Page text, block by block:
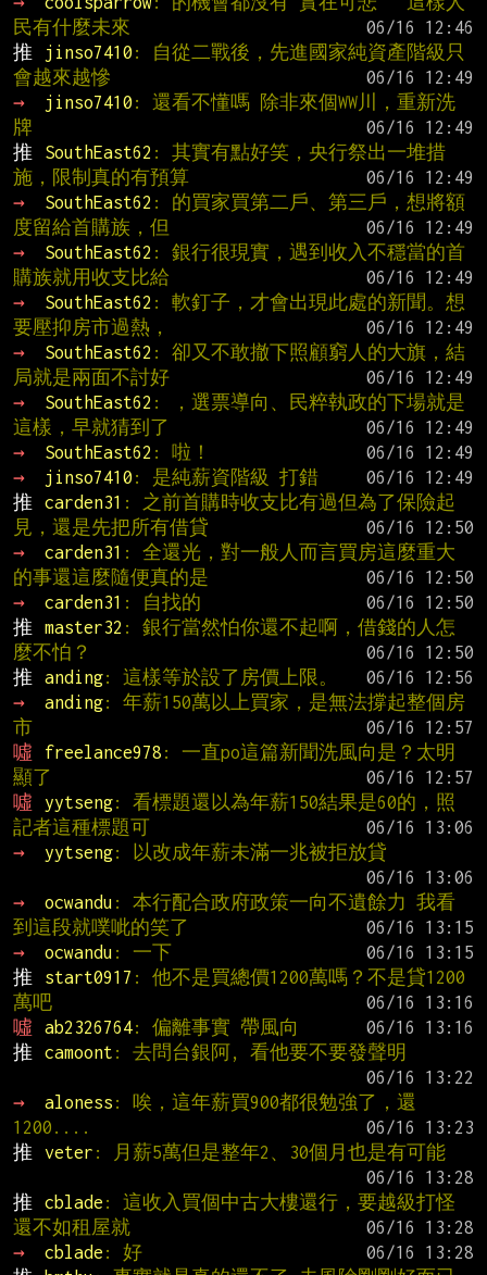
民有什麼未來
推
jinso7410 : 自從二戰後，先進國家純資產階級只
會越來越慘
→
jinso7410 : 還看不懂嗎 除非來個WW川，重新洗
牌
推
SouthEast62 : 其實有點好笑，央行祭出一堆措
施，限制真的有預算
→
SouthEast62 : 的買家買第二戶、第三戶，想將額
度留給首購族，但
→
SouthEast62 : 銀行很現實，遇到收入不穩當的首
購族就用收支比給
→
SouthEast62 : 軟釘子，才會出現此處的新聞。想
要壓抑房市過熱，
→
SouthEast62 : 卻又不敢撤下照顧窮人的大旗，結
局就是兩面不討好
→
SouthEast62 : ，選票導向、民粹執政的下場就是
這樣，早就猜到了
→
SouthEast62 : 啦！
→
jinso7410 : 是純薪資階級 打錯
推
carden31 : 之前首購時收支比有過但為了保險起
見，還是先把所有借貸
→
carden31 : 全還光，對一般人而言買房這麼重大
的事還這麼隨便真的是
→
carden31 : 自找的
推
master32 : 銀行當然怕你還不起啊，借錢的人怎
麼不怕？
推
anding: 這樣等於設了房價上限。
→
anding: 年薪150萬以上買家，是無法撐起整個房
市
噓
freelance978 : 一直po這篇新聞洗風向是？太明
顯了
噓
yytseng: 看標題還以為年薪150結果是60的，照
記者這種標題可
→
yytseng: 以改成年薪未滿一兆被拒放貸
→
ocwandu : 本行配合政府政策一向不遺餘力 我看
到這段就噗呲的笑了
→
ocwandu : 一下
推
start0917 : 他不是買總價1200萬嗎？不是貸1200
萬吧
噓
ab2326764: 偏離事實 帶風向
推
camoont : 去問台銀阿, 看他要不要發聲明
→
aloness : 唉，這年薪買900都很勉強了，還
1200....
推
veter : 月薪5萬但是整年2、30個月也是有可能
推
cblade : 這收入買個中古大樓還行，要越級打怪
還不如租屋就
→
cblade : 好